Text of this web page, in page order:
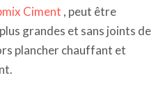
Ciment , peut être
grandes et sans joints de
plancher chauffant et